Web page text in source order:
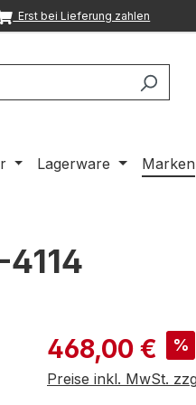
Erst bei Lieferung zahlen
Lagerware Marken
Verkaufspreis:
468,00 € %
Preise inkl. MwSt.